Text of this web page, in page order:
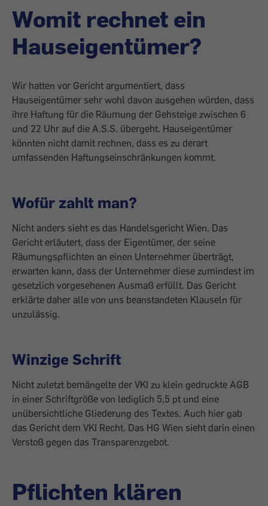
Womit rechnet ein
Hauseigentümer?
Wir hatten vor Gericht argumentiert, dass
Hauseigentümer sehr wohl davon ausgehen würden, dass
ihre Haftung für die Räumung der Gehsteige zwischen 6
und 22 Uhr auf die A.S.S. übergeht. Hauseigentümer
könnten nicht damit rechnen, dass es zu derart
umfassenden Haftungseinschränkungen kommt.
Wofür zahlt man?
Nicht anders sieht es das Handelsgericht Wien. Das
Gericht erläutert, dass der Eigentümer, der seine
Räumungspflichten an einen Unternehmer überträgt,
erwarten kann, dass der Unternehmer diese zumindest im
gesetzlich vorgesehenen Ausmaß erfüllt. Das Gericht
erklärte daher alle von uns beanstandeten Klauseln für
unzulässig.
Winzige Schrift
Nicht zuletzt bemängelte der VKI zu klein gedruckte AGB
in einer Schriftgröße von lediglich 5,5 pt und eine
unübersichtliche Gliederung des Textes. Auch hier gab
das Gericht dem VKI Recht. Das HG Wien sieht darin einen
Verstoß gegen das Transparenzgebot.
Pflichten klären